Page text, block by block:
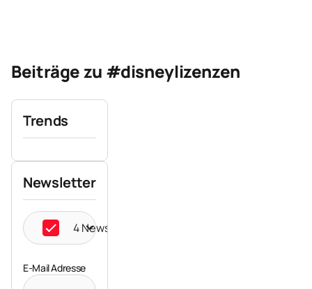
Beiträge zu #disneylizenzen
Trends
Newsletter
4 Newsletter ausgewählt
E-Mail Adresse